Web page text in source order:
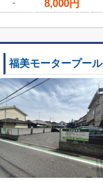
-
8,000円
福美モータープール